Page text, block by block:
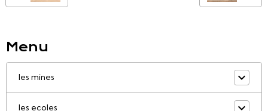
Menu
les mines
les ecoles